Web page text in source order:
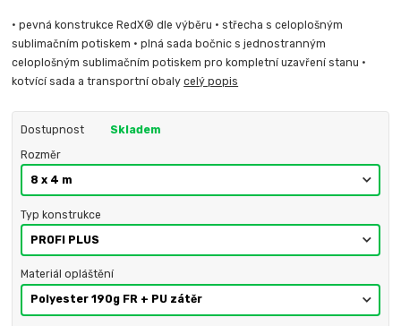
• pevná konstrukce RedX® dle výběru • střecha s celoplošným
sublimačním potiskem • plná sada bočnic s jednostranným
celoplošným sublimačním potiskem pro kompletní uzavření stanu •
kotvící sada a transportní obalycelý popis
Dostupnost Skladem
Rozměr
Typ konstrukce
Materiál opláštění